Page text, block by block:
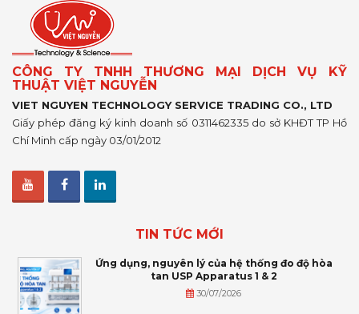
CÔNG TY TNHH THƯƠNG MẠI DỊCH VỤ KỸ
THUẬT VIỆT NGUYỄN
VIET NGUYEN TECHNOLOGY SERVICE TRADING CO., LTD
Giấy phép đăng ký kinh doanh số 0311462335 do sở KHĐT TP Hồ
Chí Minh cấp ngày 03/01/2012
TIN TỨC MỚI
Ứng dụng, nguyên lý của hệ thống đo độ hòa
tan USP Apparatus 1 & 2
30/07/2026